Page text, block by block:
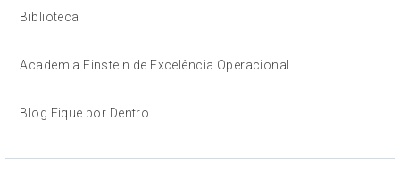
Biblioteca
Academia Einstein de Excelência Operacional
Blog Fique por Dentro